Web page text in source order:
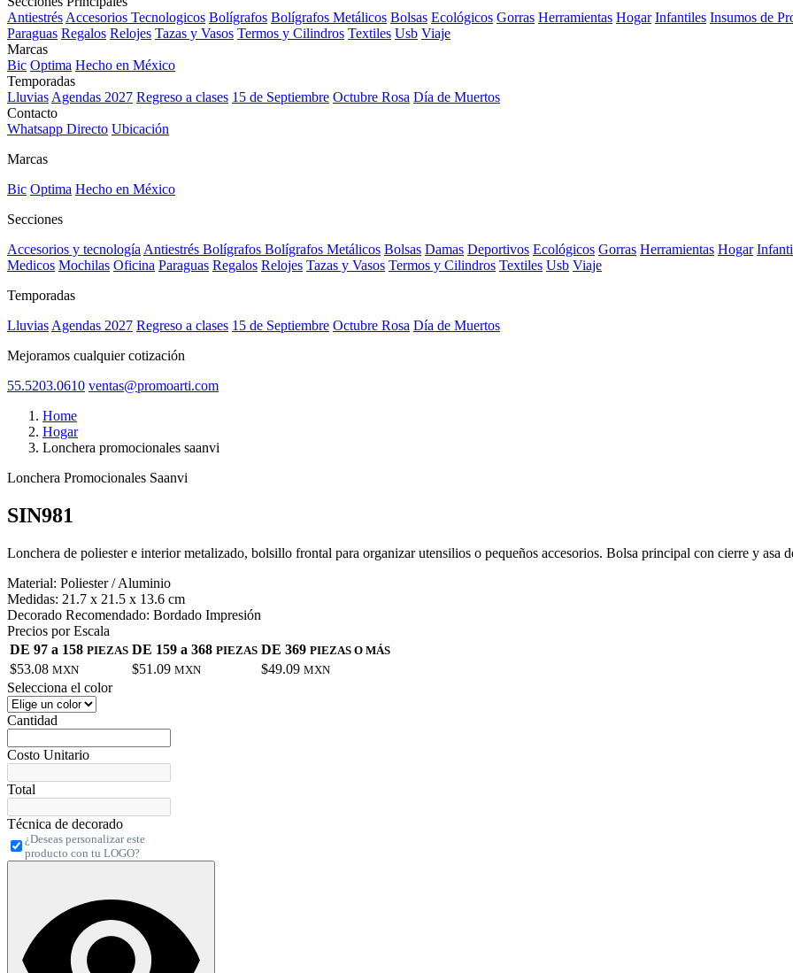
Antiestrés Accesorios Tecnologicos Bolígrafos Bolígrafos Metálicos Bolsas Ecológicos Gorras Herramientas Hogar Infantiles Insumos de
Paraguas Regalos Relojes Tazas y Vasos Termos y Cilindros Textiles Usb Viaje
Marcas
Bic Optima Hecho en México
Temporadas
Lluvias Agendas 2027 Regreso a clases 15 de Septiembre Octubre Rosa Día de Muertos
Contacto
Whatsapp Directo Ubicación
Marcas
Bic Optima Hecho en México
Secciones
Accesorios y tecnología Antiestrés Bolígrafos Bolígrafos Metálicos Bolsas Damas Deportivos Ecológicos Gorras Herramientas Hogar
Medicos Mochilas Oficina Paraguas Regalos Relojes Tazas y Vasos Termos y Cilindros Textiles Usb Viaje
Temporadas
Lluvias Agendas 2027 Regreso a clases 15 de Septiembre Octubre Rosa Día de Muertos
Mejoramos cualquier cotización
55.5203.0610 ventas@promoarti.com
Home
Hogar
Lonchera promocionales saanvi
Lonchera Promocionales Saanvi
SIN981
Lonchera de poliester e interior metalizado, bolsillo frontal para organizar utensilios o pequeños accesorios. Bolsa principal con cierre y asa
Material: Poliester / Aluminio
Medidas: 21.7 x 21.5 x 13.6 cm
Decorado Recomendado: Bordado Impresión
Precios por Escala
DE 97 a 158 PIEZAS DE 159 a 368 PIEZAS DE 369 PIEZAS O MÁS
$53.08 MXN $51.09 MXN $49.09 MXN
Selecciona el color
Cantidad
Costo Unitario
Total
Técnica de decorado
¿Deseas personalizar este
producto con tu LOGO?